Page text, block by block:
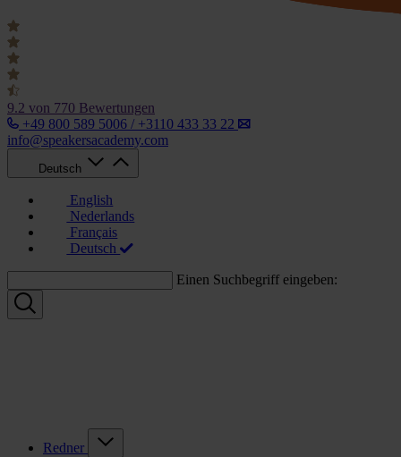
9.2 von 770 Bewertungen
+49 800 589 5006 / +3110 433 33 22
info@speakersacademy.com
Deutsch
English
Nederlands
Français
Deutsch
Einen Suchbegriff eingeben:
Redner